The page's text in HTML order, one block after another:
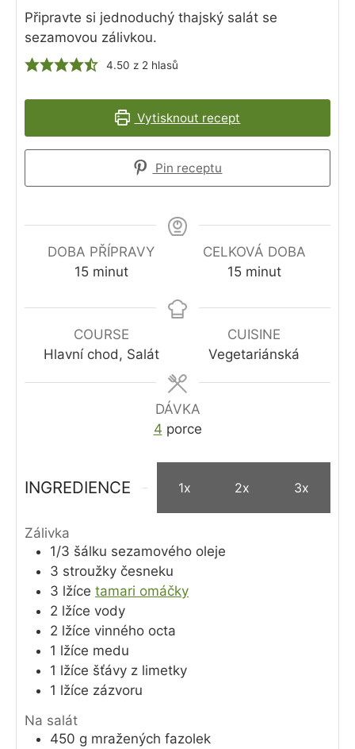
Připravte si jednoduchý thajský salát se
sezamovou zálivkou.
4.50 z 2 hlasů
Vytisknout recept
Pin receptu
DOBA PŘÍPRAVY
15minutes
minut
CELKOVÁ DOBA
15minutes
minut
COURSE
Hlavní chod, Salát
CUISINE
Vegetariánská
DÁVKA
4 porce
INGREDIENCE 1x 2x 3x
Zálivka
1/3 šálku sezamového oleje
3 stroužky česneku
3 lžíce tamari omáčky
2 lžíce vody
2 lžíce vinného octa
1 lžíce medu
1 lžíce šťávy z limetky
1 lžíce zázvoru
Na salát
450 g mražených fazolek